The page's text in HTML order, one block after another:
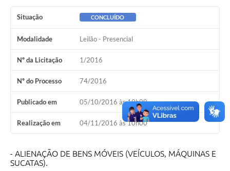
Situação CONCLUÍDO
Modalidade Leilão - Presencial
Nº da Licitação 1/2016
Nº do Processo 74/2016
Publicado em 05/10/2016 às 10h00
Realização em 04/11/2016 às 10h00
- ALIENAÇÃO DE BENS MÓVEIS (VEÍCULOS, MÁQUINAS E
SUCATAS).